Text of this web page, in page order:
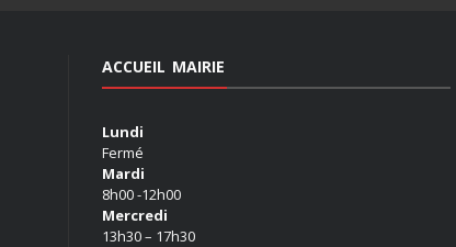
ACCUEIL MAIRIE
Lundi
Fermé
Mardi
8h00 -12h00
Mercredi
13h30 – 17h30